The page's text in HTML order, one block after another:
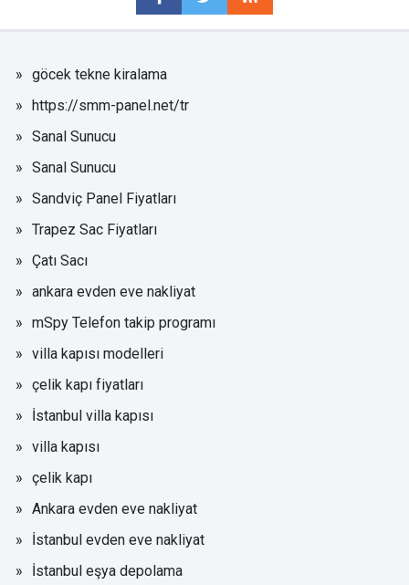
göcek tekne kiralama
https://smm-panel.net/tr
Sanal Sunucu
Sanal Sunucu
Sandviç Panel Fiyatları
Trapez Sac Fiyatları
Çatı Sacı
ankara evden eve nakliyat
mSpy Telefon takip programı
villa kapısı modelleri
çelik kapı fiyatları
İstanbul villa kapısı
villa kapısı
çelik kapı
Ankara evden eve nakliyat
İstanbul evden eve nakliyat
İstanbul eşya depolama